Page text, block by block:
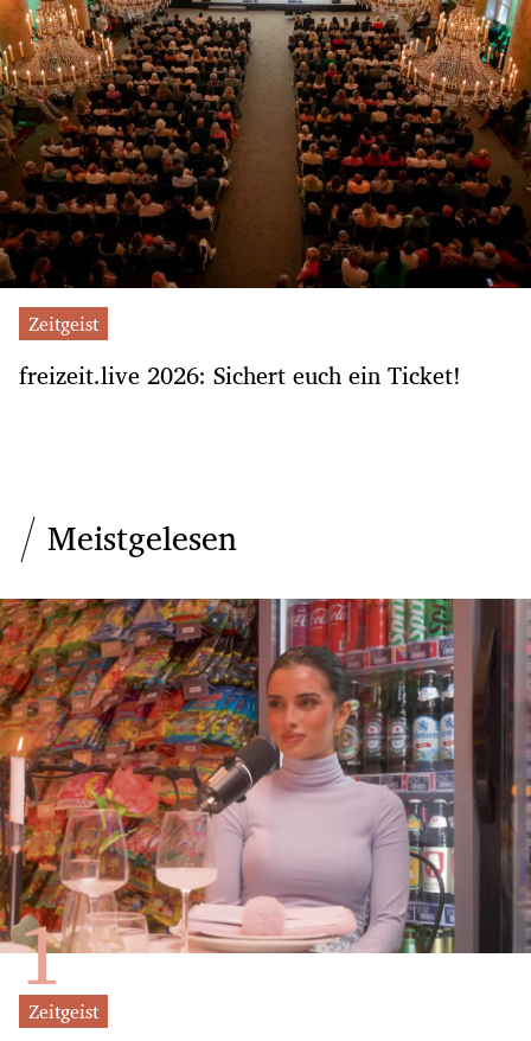
Zeitgeist
freizeit.live 2026: Sichert euch ein Ticket!
Meistgelesen
Zeitgeist